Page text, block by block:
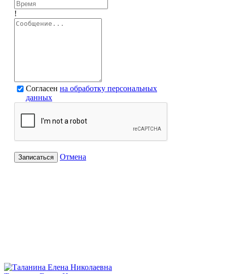
!
Согласен на обработку персональных
данных
Записаться Отмена